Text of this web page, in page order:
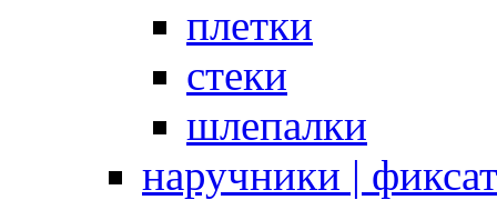
плетки
стеки
шлепалки
наручники |